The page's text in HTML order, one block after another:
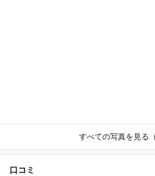
すべての写真を見る
口コミ